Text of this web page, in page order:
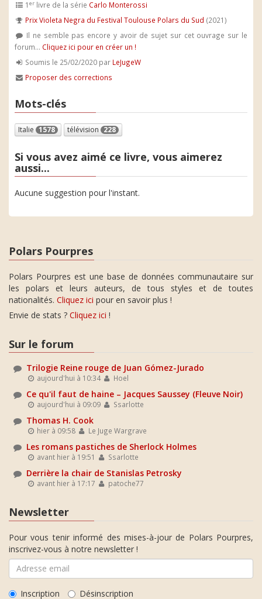
1er livre de la série Carlo Monterossi
Prix Violeta Negra du Festival Toulouse Polars du Sud (2021)
Il ne semble pas encore y avoir de sujet sur cet ouvrage sur le
forum... Cliquez ici pour en créer un !
Soumis le 25/02/2020 par LeJugeW
Proposer des corrections
Mots-clés
Italie 1578 télévision 228
Si vous avez aimé ce livre, vous aimerez
aussi...
Aucune suggestion pour l'instant.
Polars Pourpres
Polars Pourpres est une base de données communautaire sur
les polars et leurs auteurs, de tous styles et de toutes
nationalités. Cliquez ici pour en savoir plus !
Envie de stats ? Cliquez ici !
Sur le forum
Trilogie Reine rouge de Juan Gómez-Jurado
aujourd'hui à 10:34 Hoel
Ce qu'il faut de haine – Jacques Saussey (Fleuve Noir)
aujourd'hui à 09:09 Ssarlotte
Thomas H. Cook
hier à 09:58 Le Juge Wargrave
Les romans pastiches de Sherlock Holmes
avant hier à 19:51 Ssarlotte
Derrière la chair de Stanislas Petrosky
avant hier à 17:17 patoche77
Newsletter
Pour vous tenir informé des mises-à-jour de Polars Pourpres,
inscrivez-vous à notre newsletter !
Inscription Désinscription